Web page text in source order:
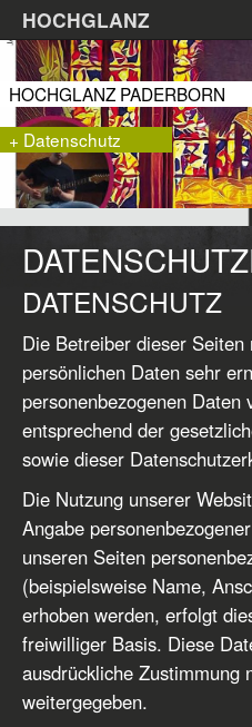
Zum
Hauptinhalt
springen
HOCHGLANZ
HOCHGLANZ PADERBORN
+ Datenschutz
DATENSCHUTZ
Die Betreiber dieser
persönlichen Daten sehr
personenbezogenen Daten
entsprechend der
sowie dieser
Die Nutzung unserer
Angabe
unseren Seiten
(beispielsweise Name,
erhoben werden, erfolgt
freiwilliger Basis. Diese
ausdrückliche Zustimmung
weitergegeben.